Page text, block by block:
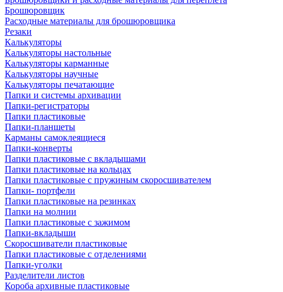
Брошюровщик
Расходные материалы для брошюровщика
Резаки
Калькуляторы
Калькуляторы настольные
Калькуляторы карманные
Калькуляторы научные
Калькуляторы печатающие
Папки и системы архивации
Папки-регистраторы
Папки пластиковые
Папки-планшеты
Карманы самоклеящиеся
Папки-конверты
Папки пластиковые с вкладышами
Папки пластиковые на кольцах
Папки пластиковые с пружиным скоросшивателем
Папки- портфели
Папки пластиковые на резинках
Папки на молнии
Папки пластиковые с зажимом
Папки-вкладыши
Скоросшиватели пластиковые
Папки пластиковые с отделениями
Папки-уголки
Разделители листов
Короба архивные пластиковые